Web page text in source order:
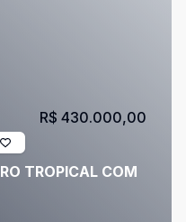
TROPICAL COM
R$ 430.000,00